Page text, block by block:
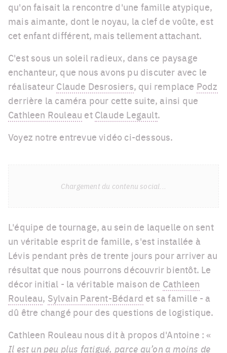
qu'on faisait la rencontre d'une famille atypique,
mais aimante, dont le noyau, la clef de voûte, est
cet enfant différent, mais tellement attachant.
C'est sous un soleil radieux, dans ce paysage
enchanteur, que nous avons pu discuter avec le
réalisateur Claude Desrosiers, qui remplace Podz
derrière la caméra pour cette suite, ainsi que
Cathleen Rouleau et Claude Legault.
Voyez notre entrevue vidéo ci-dessous.
Chargement du contenu social...
L'équipe de tournage, au sein de laquelle on sent
un véritable esprit de famille, s'est installée à
Lévis pendant près de trente jours pour arriver au
résultat que nous pourrons découvrir bientôt. Le
décor initial - la véritable maison de Cathleen
Rouleau, Sylvain Parent-Bédard et sa famille - a
dû être changé pour des questions de logistique.
Cathleen Rouleau nous dit à propos d'Antoine : «
Il est un peu plus fatigué, parce qu’on a moins de